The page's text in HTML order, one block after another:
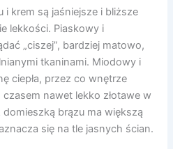
i krem są jaśniejsze i bliższe
lekkości. Piaskowy i
„ciszej”, bardziej matowo,
tkaninami. Miodowy i
ciepła, przez co wnętrze
nawet lekko złotawe w
brązu ma większą
się na tle jasnych ścian.